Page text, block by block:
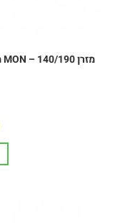
מזרן MON – 140/190 מזרן ויסקו קירור אורתופדי בעובי 25 ס״מ